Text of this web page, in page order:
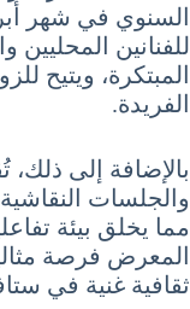
السنوي في شهر
للفنانين المحليين
المبتكرة، ويتيح
الفريدة.
بالإضافة إلى ذلك،
والجلسات
مما يخلق بيئة
المعرض فرصة
ثقافية غنية في